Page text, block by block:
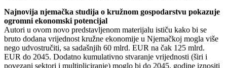
Najnovija njemačka studija o kružnom gospodarstvu pokazuje
ogromni ekonomski potencijal
Autori u ovom novo predstavljenom materijalu ističu kako bi se
bruto dodana vrijednost kružne ekonomije u Njemačkoj mogla više
nego udvostručiti, sa sadašnjih 60 mlrd. EUR na čak 125 mlrd.
EUR do 2045. Dodatno kumulativno stvaranje vrijednosti (širi i
povezani sektori i multipliciranje) moglo bi do 2045. godine iznositi